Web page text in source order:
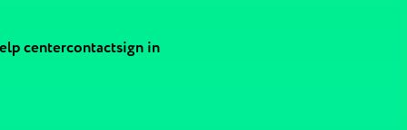
centercontactsign in